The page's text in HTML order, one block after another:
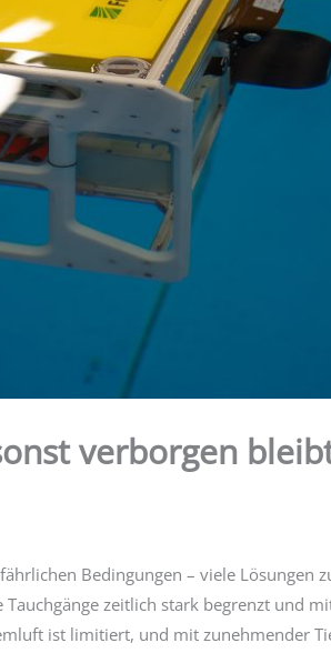
verborgen
Bedingungen – viele Lösungen
zeitlich stark begrenzt und
ist limitiert, und mit zunehmender